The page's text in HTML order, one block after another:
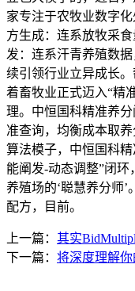
家专注于农牧业数字
方生成：连系放牧采
发：连系汗青养殖数
续引领行业立异成长
着畜牧业正式迈入“精
理。中恒国科精准养
准查询，均衡成本取
算法模子，中恒国科
能阐发-动态调整”闭环
养殖场的‘聪慧养分师
配方，目前。
上一篇： 其实
下一篇： 将深度理解你